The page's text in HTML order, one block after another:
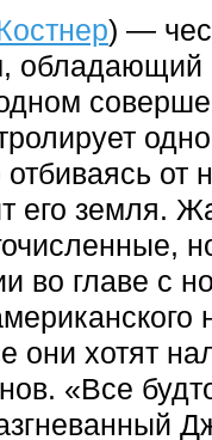
) —
обладающий
от
его земля.
во главе с
они хотят
«Все